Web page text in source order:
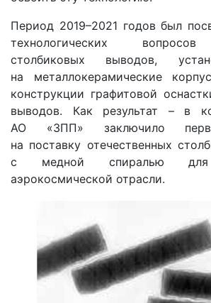
Период 2019–2021 годов был
технологических вопросов
столбиковых выводов,
на металлокерамические
конструкции графитовой
выводов. Как результат – в
АО «ЗПП» заключило
на поставку отечественных
с медной спиралью для
аэрокосмической отрасли.